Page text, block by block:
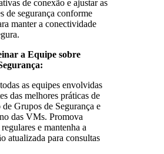
de conexão e ajustar as
de segurança conforme
manter a conectividade
a Equipe sobre
as equipes envolvidas
das melhores práticas de
Grupos de Segurança e
das VMs. Promova
e mantenha a
atualizada para consultas